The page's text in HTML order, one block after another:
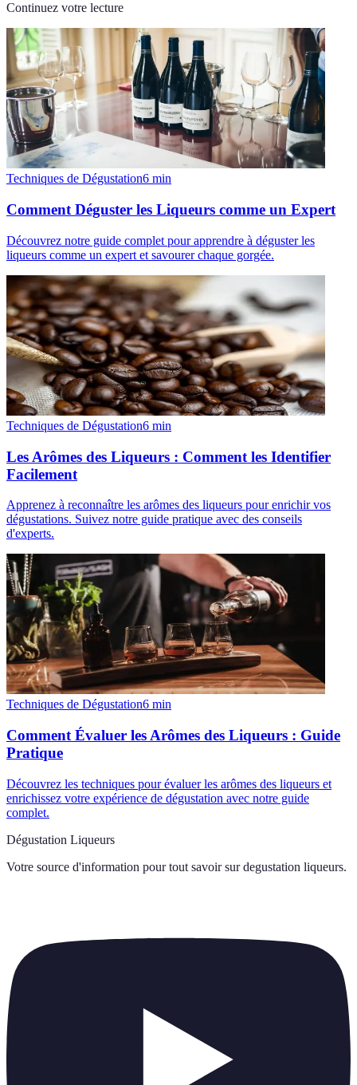
Continuez votre lecture
Techniques de Dégustation6 min
Comment Déguster les Liqueurs comme un Expert
Découvrez notre guide complet pour apprendre à déguster les
liqueurs comme un expert et savourer chaque gorgée.
Techniques de Dégustation6 min
Les Arômes des Liqueurs : Comment les Identifier
Facilement
Apprenez à reconnaître les arômes des liqueurs pour enrichir vos
dégustations. Suivez notre guide pratique avec des conseils
d'experts.
Techniques de Dégustation6 min
Comment Évaluer les Arômes des Liqueurs : Guide
Pratique
Découvrez les techniques pour évaluer les arômes des liqueurs et
enrichissez votre expérience de dégustation avec notre guide
complet.
Dégustation Liqueurs
Votre source d'information pour tout savoir sur degustation liqueurs.